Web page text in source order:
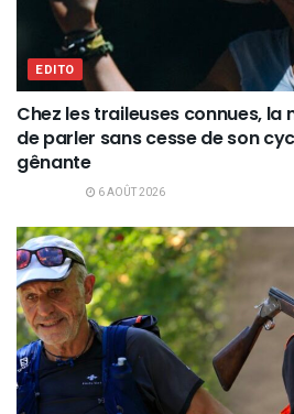
EDITO
Chez les traileuses connues,
de parler sans cesse de son
gênante
6 AOÛT 2026